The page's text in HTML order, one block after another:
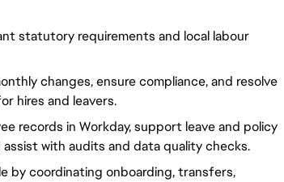
statutory requirements and local labour
changes, ensure compliance, and resolve
hires and leavers.
records in Workday, support leave and policy
with audits and data quality checks.
by coordinating onboarding, transfers,